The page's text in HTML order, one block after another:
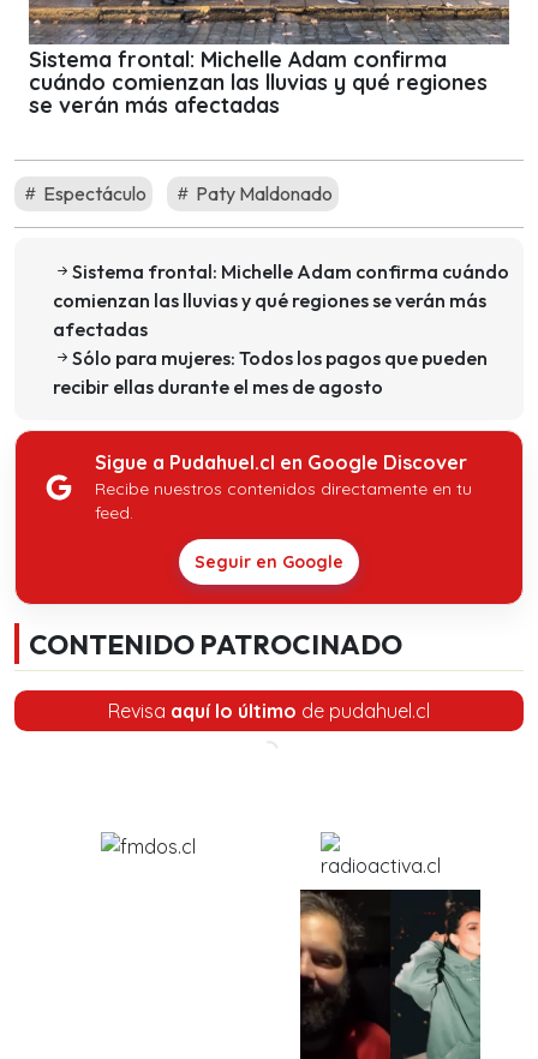
Sistema frontal: Michelle Adam confirma
cuándo comienzan las lluvias y qué regiones
se verán más afectadas
Espectáculo Paty Maldonado
Sistema frontal: Michelle Adam confirma cuándo
comienzan las lluvias y qué regiones se verán más
afectadas
Sólo para mujeres: Todos los pagos que pueden
recibir ellas durante el mes de agosto
Sigue a Pudahuel.cl en Google Discover
Recibe nuestros contenidos directamente en tu
feed.
Seguir en Google
CONTENIDO PATROCINADO
Revisa aquí lo último de pudahuel.cl